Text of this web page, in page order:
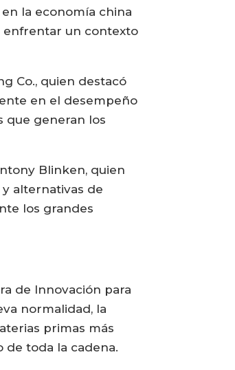
la economía china
enfrentar un contexto
Co., quien destacó
en el desempeño
que generan los
Blinken, quien
alternativas de
los grandes
de Innovación para
normalidad, la
primas más
de toda la cadena.